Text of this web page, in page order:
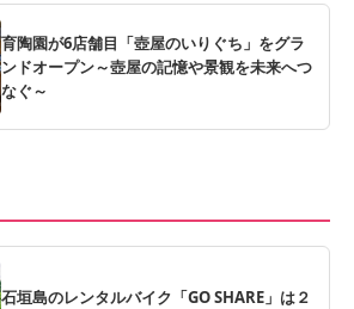
育陶園が6店舗目「壺屋のいりぐち」をグラ
ンドオープン～壺屋の記憶や景観を未来へつ
なぐ～
石垣島のレンタルバイク「GO SHARE」は２